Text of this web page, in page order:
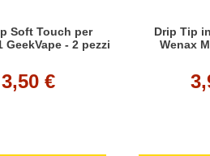
Soft Touch per
GeekVape - 2 pezzi
3,50 €
Drip Tip
Wenax